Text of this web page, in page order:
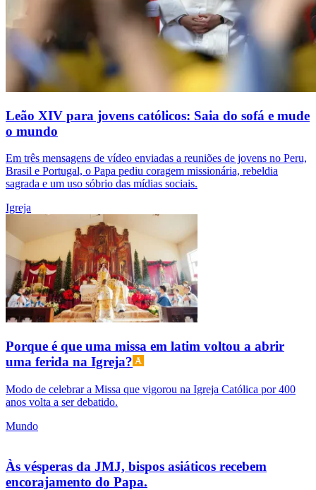
Leão XIV para jovens católicos: Saia do sofá e mude
o mundo
Em três mensagens de vídeo enviadas a reuniões de jovens no Peru,
Brasil e Portugal, o Papa pediu coragem missionária, rebeldia
sagrada e um uso sóbrio das mídias sociais.
Igreja
Porque é que uma missa em latim voltou a abrir
uma ferida na Igreja?
Modo de celebrar a Missa que vigorou na Igreja Católica por 400
anos volta a ser debatido.
Mundo
Às vésperas da JMJ, bispos asiáticos recebem
encorajamento do Papa.